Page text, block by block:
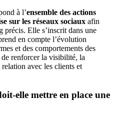
à l’ensemble des actions
sur les réseaux sociaux afin
précis. Elle s’inscrit dans une
en compte l’évolution
et des comportements des
renforcer la visibilité, la
avec les clients et
elle mettre en place une